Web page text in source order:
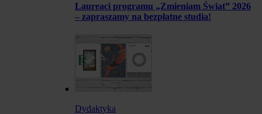
Laureaci programu „Zmieniam Świat” 2026
– zapraszamy na bezpłatne studia!
Dydaktyka